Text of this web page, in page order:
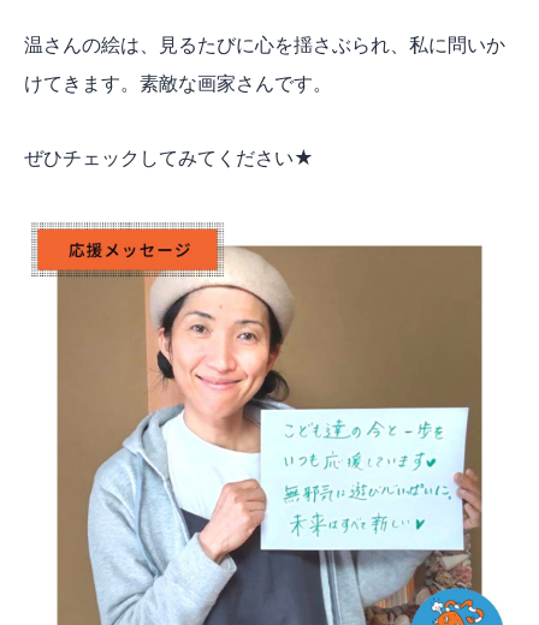
温さんの絵は、見るたびに心を揺さぶられ、私に問いか
けてきます。素敵な画家さんです。
ぜひチェックしてみてください★